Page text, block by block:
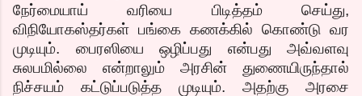
நேர்மையாய் வரியை பிடித்தம் செய்து,
விநியோகஸ்தர்கள் பங்கை கணக்கில் கொண்டு வர
முடியும். பைரஸியை ஒழிப்பது என்பது அவ்வளவு
சுலபமில்லை என்றாலும் அரசின் துணையிருந்தால்
நிச்சயம் கட்டுப்படுத்த முடியும். அதற்கு அரசை